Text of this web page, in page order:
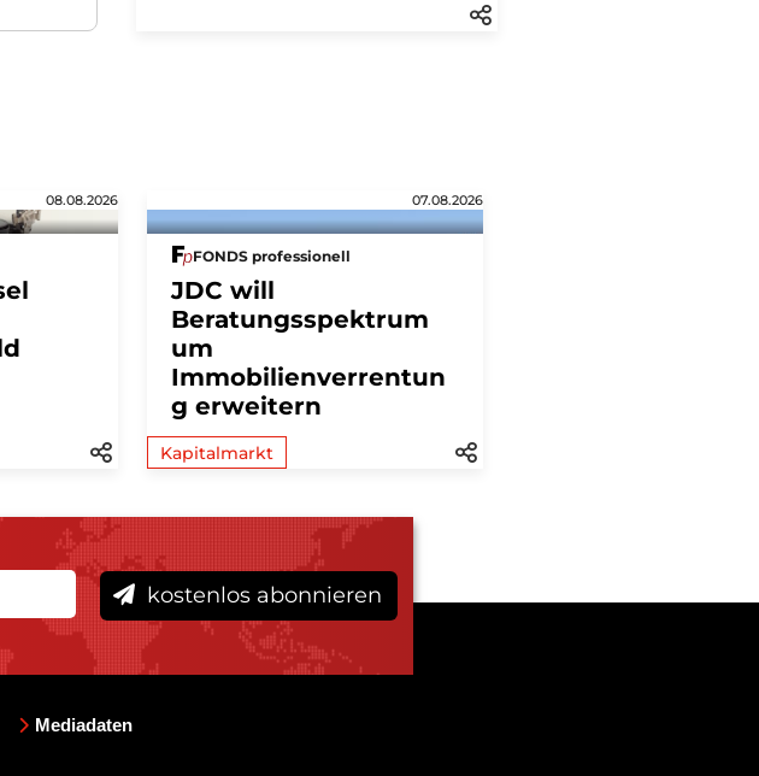
08.08.2026 07.08.2026
FONDS professionell
JDC will
Beratungsspektrum
um
Immobilienverrentun
g erweitern
Kapitalmarkt
kostenlos abonnieren
Mediadaten